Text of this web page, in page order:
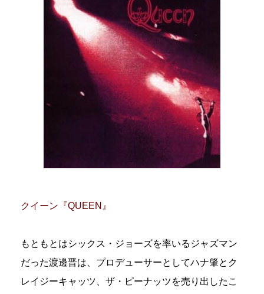
クイーン『QUEEN』
もともとはシックス・ジョーズを率いるジャズマン
だった渡邊晋は、プロデューサーとしてハナ肇とク
レイジーキャッツ、ザ・ピーナッツを売り出したこ